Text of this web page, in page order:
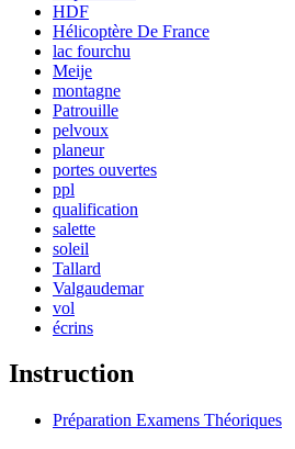
HDF
Hélicoptère De France
lac fourchu
Meije
montagne
Patrouille
pelvoux
planeur
portes ouvertes
ppl
qualification
salette
soleil
Tallard
Valgaudemar
vol
écrins
Instruction
Préparation Examens Théoriques